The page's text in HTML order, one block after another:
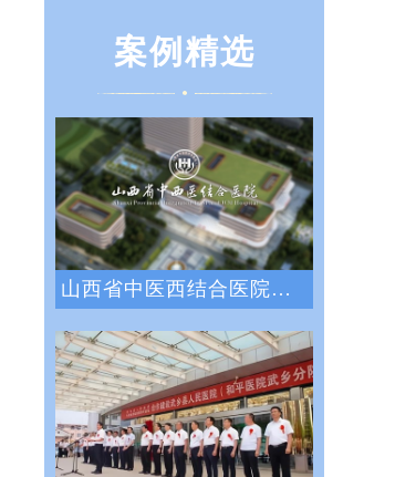
案例精选
山西省中医西结合医院战略绩效管理咨询项目